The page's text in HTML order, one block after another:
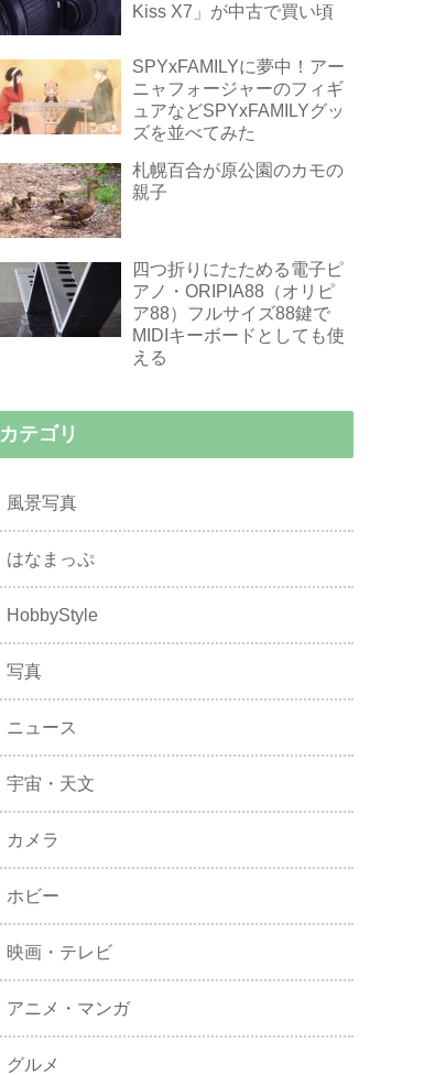
Kiss X7」が中古で買い頃
SPYxFAMILYに夢中！アー
ニャフォージャーのフィギ
ュアなどSPYxFAMILYグッ
ズを並べてみた
札幌百合が原公園のカモの
親子
四つ折りにたためる電子ピ
アノ・ORIPIA88（オリピ
ア88）フルサイズ88鍵で
MIDIキーボードとしても使
える
カテゴリ
風景写真
はなまっぷ
HobbyStyle
写真
ニュース
宇宙・天文
カメラ
ホビー
映画・テレビ
アニメ・マンガ
グルメ